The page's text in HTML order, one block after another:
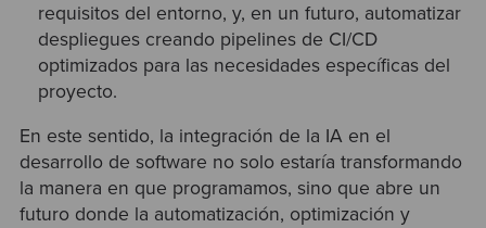
requisitos del entorno, y, en un futuro, automatizar
despliegues creando pipelines de CI/CD
optimizados para las necesidades específicas del
proyecto.
En este sentido, la integración de la IA en el
desarrollo de software no solo estaría transformando
la manera en que programamos, sino que abre un
futuro donde la automatización, optimización y